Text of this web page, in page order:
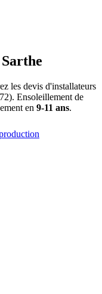
Sarthe
les devis d'installateurs
72). Ensoleillement de
en 9-11 ans.